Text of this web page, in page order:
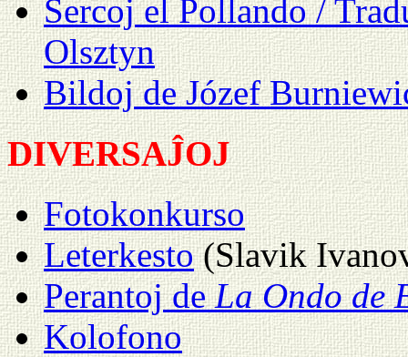
Ŝercoj el Pollando /
Olsztyn
Bildoj de Józef
DIVERSAĴOJ
Fotokonkurso
Leterkesto(Slavik
Perantoj deLa Ondo de
Kolofono